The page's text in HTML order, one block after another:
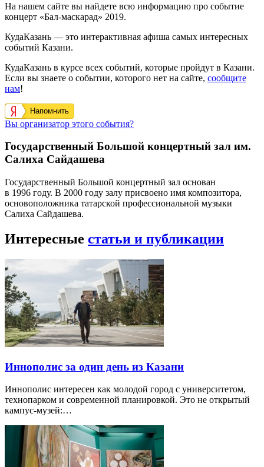
На нашем сайте вы найдете всю информацию про событие
концерт «Бал-маскарад» 2019.
КудаКазань — это интерактивная афиша самых интересных
событий Казани.
КудаКазань в курсе всех событий, которые пройдут в Казани.
Если вы знаете о событии, которого нет на сайте, сообщите
нам!
Напомнить
Вы организатор этого события?
Государственный Большой концертный зал им.
Салиха Сайдашева
Государственный Большой концертный зал основан
в 1996 году. В 2000 году залу присвоено имя композитора,
основоположника татарской профессиональной музыки
Салиха Сайдашева.
Интересные статьи и публикации
Иннополис за один день из Казани
Иннополис интересен как молодой город с университетом,
технопарком и современной планировкой. Это не открытый
кампус-музей:…